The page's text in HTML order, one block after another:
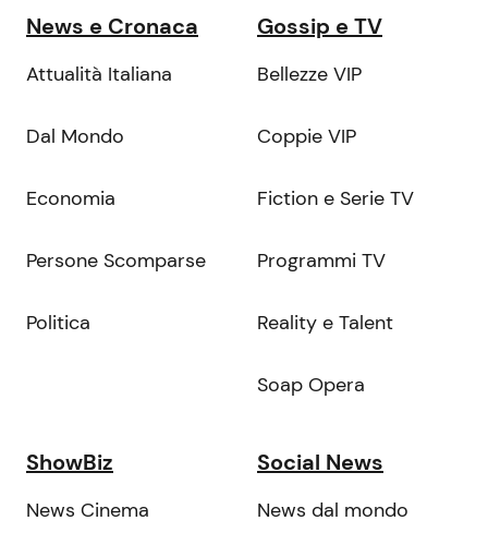
News e Cronaca
Attualità Italiana
Dal Mondo
Economia
Persone Scomparse
Politica
Gossip e TV
Bellezze VIP
Coppie VIP
Fiction e Serie TV
Programmi TV
Reality e Talent
Soap Opera
ShowBiz
News Cinema
Social News
News dal mondo